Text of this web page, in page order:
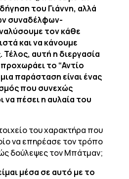
του Γιάννη, αλλά
συναδέλφων-
τον κάθε
και να κάνουμε
Τέλος, αυτή η διεργασία
το “Αντίο
παράσταση είναι ένας
που συνεχώς
να πέσει η αυλαία του
του χαρακτήρα που
να επηρέασε τον τρόπο
δούλεψες τον Μπάτμαν;
μέσα σε αυτό με το